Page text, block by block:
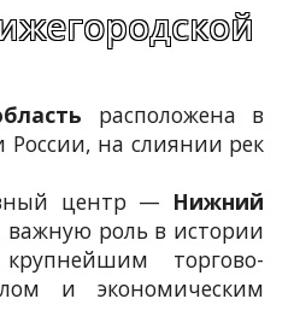
расположена в
России, на слиянии рек
центр — Нижний
роль в истории
торгово-
и экономическим